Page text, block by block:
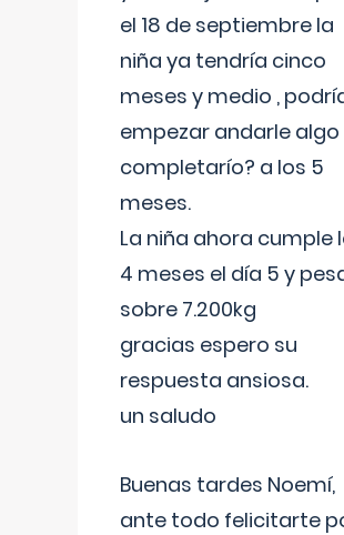
el 18 de septiembre la
niña ya tendría cinco
meses y medio ,
empezar andarle algo
completarío? a los 5
meses.
La niña ahora cumple
4 meses el día 5 y
sobre 7.200kg
gracias espero su
respuesta ansiosa.
un saludo
Buenas tardes Noemí,
ante todo felicitarte